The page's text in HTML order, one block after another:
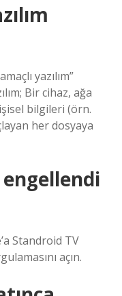
yazılım”
Bir cihaz, ağa
bilgileri (örn.
her dosyaya
Standroid TV
açın.